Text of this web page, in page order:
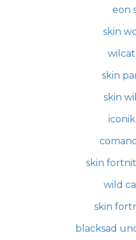
eon
skin
skin
skin
skin
wild
skin
blacksad